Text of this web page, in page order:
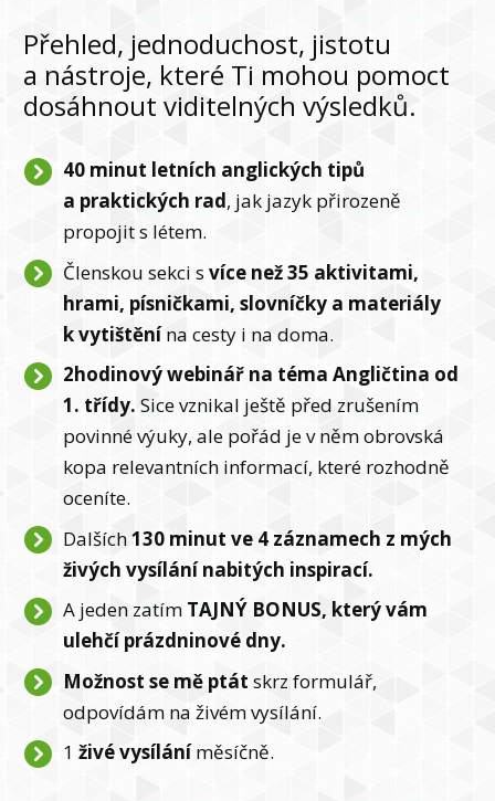
Přehled, jednoduchost, jistotu
a nástroje, které Ti mohou pomoct
dosáhnout viditelných výsledků.
40 minut letních anglických tipů
a praktických rad, jak jazyk přirozeně
propojit s létem.
Členskou sekci s více než 35 aktivitami,
hrami, písničkami, slovníčky a materiály
k vytištěnína cesty i na doma.
2hodinový webinář na téma Angličtina od
1. třídy. Sice vznikal ještě před zrušením
povinné výuky, ale pořád je v něm obrovská
kopa relevantních informací, které rozhodně
oceníte.
Dalších130 minut ve 4 záznamech z mých
živých vysílání nabitých inspirací.
A jeden zatím TAJNÝ BONUS, který vám
ulehčí prázdninové dny.
Možnost se mě ptát skrz formulář,
odpovídám na živém vysílání.
1živé vysíláníměsíčně.